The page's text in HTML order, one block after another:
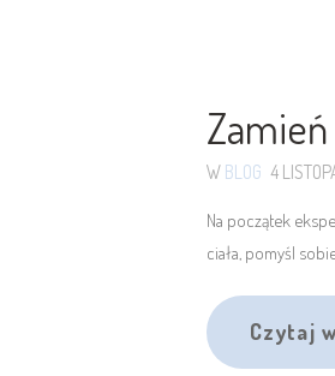
Zamień
W BLOG 4
Na początek
ciała, pomyśl
Czytaj